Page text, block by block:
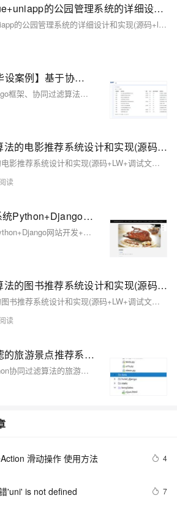
基于SpringBoot+Vue+uniapp的公园管理系统的详细设计和实现(源码+lw+部署文档+讲解等)
基于SpringBoot+Vue+uniapp的公园管理系统的详细设计和实现(源码+lw+部署文档+讲解等)
【优秀python web毕设案例】基于协同过滤算法的酒店推荐系统，django框架+bootstrap前端+echarts可视化，有后台有爬虫
本文介绍了一个基于Django框架、协同过滤算法、ECharts数据可视化以及Bootstrap前端技术的酒店推荐系统，该系统通过用户行为分析和推荐算法优化，提供个性化的酒店推荐和直观的数据展示，以提升用户体验。
基于Java协同过滤算法的电影推荐系统设计和实现(源码+LW+调试文档+讲解等)
基于Java协同过滤算法的电影推荐系统设计和实现(源码+LW+调试文档+讲解等)
美食物管理与推荐系统Python+Django网站开发+协同过滤推荐算法应用【计算机课设项目推荐】
美食物管理与推荐系统Python+Django网站开发+协同过滤推荐算法应用【计算机课设项目推荐】
基于Java协同过滤算法的图书推荐系统设计和实现(源码+LW+调试文档+讲解等)
基于Java协同过滤算法的图书推荐系统设计和实现(源码+LW+调试文档+讲解等)
基于Python协同过滤的旅游景点推荐系统，采用Django框架，MySQL数据存储，Bootstrap前端，echarts可视化实现
本文介绍了一个基于Python协同过滤算法的旅游景点推荐系统，该系统采用Django框架、MySQL数据库、Bootstrap前端和echarts数据可视化技术，旨在为用户提供个性化的旅游推荐服务，提升用户体验和旅游市场增长。
滑动操作 使用方法 4
7